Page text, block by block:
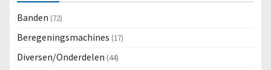
Banden (72)
Beregeningsmachines (17)
Diversen/Onderdelen (44)